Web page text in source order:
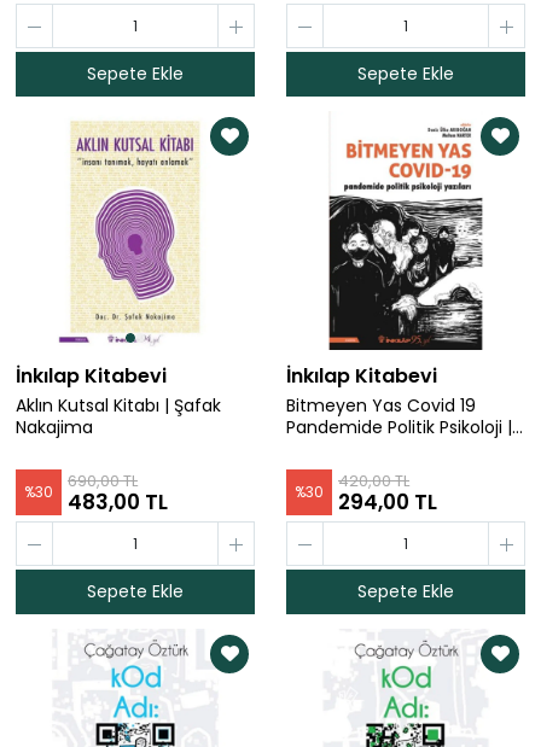
Sepete Ekle Sepete Ekle
İnkılap Kitabevi
Aklın Kutsal Kitabı | Şafak
Nakajima
%30 690,00 TL
483,00 TL
Sepete Ekle
İnkılap Kitabevi
Bitmeyen Yas Covid 19
Pandemide Politik Psikoloji |
%30 420,00 TL
294,00 TL
Sepete Ekle